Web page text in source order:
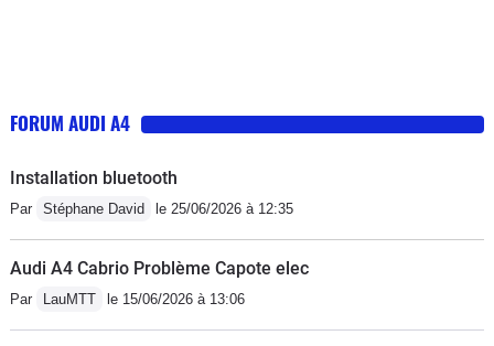
FORUM AUDI A4
Installation bluetooth
Par Stéphane David le 25/06/2026 à 12:35
Audi A4 Cabrio Problème Capote elec
Par LauMTT le 15/06/2026 à 13:06